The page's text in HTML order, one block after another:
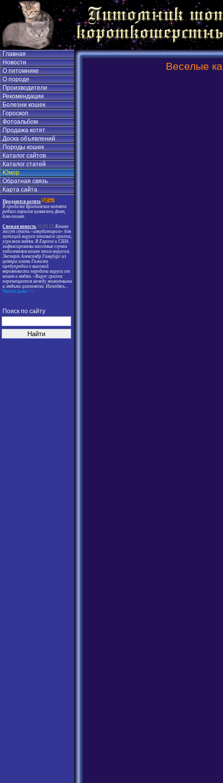
Главная
Новости
О питомнике
О породе
Производители
Рекомендации
Болезни кошек
Гороскоп
Фотоальбом
Продажа котят
Доска объявлений
Породы кошек
Каталог сайтов
Каталог статей
Юмор
Обратная связь
Карта сайта
Продаются котята
В продаже Британские котята
редких окрасов циннамон, фавн,
блю-поинт.
Свежая новость 22.05.25 Кошки
могут стать «инкубатором» для
мутаций вируса птичьего гриппа,
угрожая людям. В Европе и США
зафиксированы массовые случаи
заболевания кошек этим вирусом.
Эксперт Александр Гинцбург из
центра имени Гамалеи
предупредил о высокой
вероятности передачи вируса от
кошек к людям. «Вирус гриппа
перемещается между животными
и людьми циклически. Находясь...
Читать далее >>
Поиск по сайту
Веселые